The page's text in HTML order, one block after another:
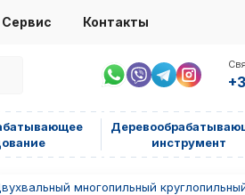
Сервис Контакты
инструмент
многопильный